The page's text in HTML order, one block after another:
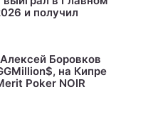
и получил
Боровков
на Кипре
Poker NOIR